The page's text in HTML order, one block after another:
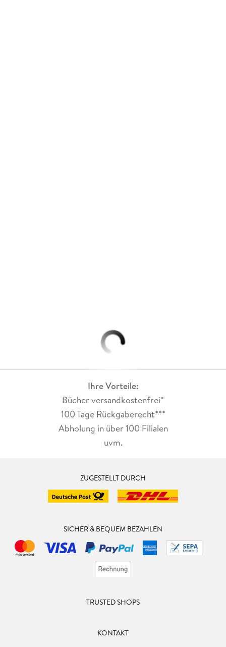
Ihre Vorteile:
Bücher versandkostenfrei*
100 Tage Rückgaberecht***
Abholung in über 100 Filialen
uvm.
ZUGESTELLT DURCH
SICHER & BEQUEM BEZAHLEN
TRUSTED SHOPS
KONTAKT